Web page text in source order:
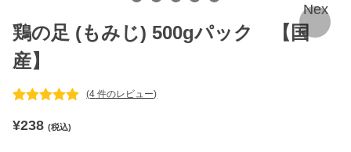
Nex
t
鶏の足 (もみじ) 500gパック 【国
産】
評価に基づ
(4 件のレビュー)
¥238 (税込)